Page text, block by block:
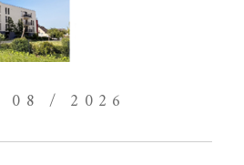
08 / 2026